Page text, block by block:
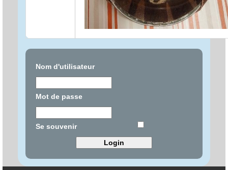
Nom d'utilisateur
Mot de passe
Se souvenir